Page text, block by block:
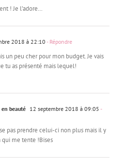
! Je l’adore…
2018 à 22:10- Répondre
un peu cher pour mon budget. Je vais
tu as présenté mais lequel!
en beauté 12 septembre 2018 à 09:05 -
pas prendre celui-ci non plus mais il y
qui me tente !Bises